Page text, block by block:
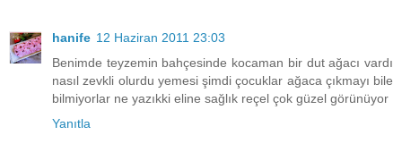
hanife 12 Haziran 2011 23:03
Benimde teyzemin bahçesinde kocaman bir dut ağacı vardı
nasıl zevkli olurdu yemesi şimdi çocuklar ağaca çıkmayı bile
bilmiyorlar ne yazıkki eline sağlık reçel çok güzel görünüyor
Yanıtla